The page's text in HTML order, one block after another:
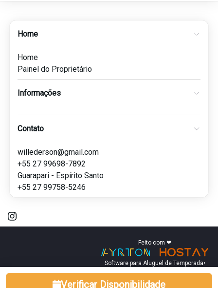
Home
Home
Painel do Proprietário
Informações
Contato
willederson@gmail.com
+55 27 99698-7892
Guarapari - Espírito Santo
+55 27 99758-5246
Feito com ❤
Software para Aluguel de Temporada•
Verificar Disponibilidade